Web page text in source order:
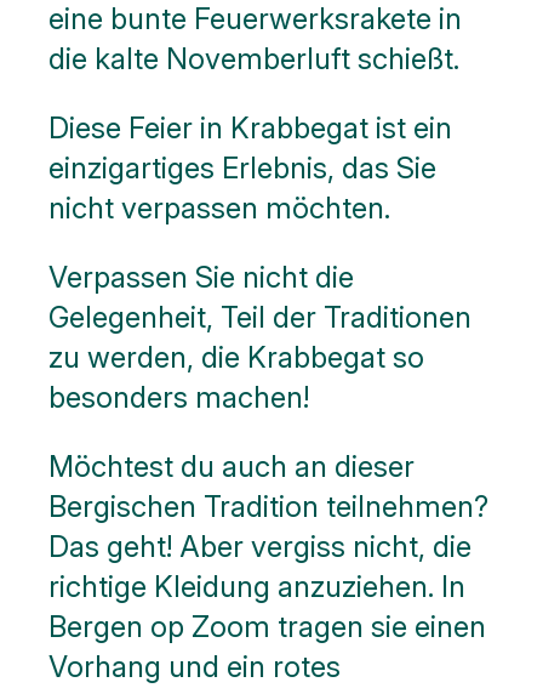
eine bunte Feuerwerksrakete in
die kalte Novemberluft schießt.
Diese Feier in Krabbegat ist ein
einzigartiges Erlebnis, das Sie
nicht verpassen möchten.
Verpassen Sie nicht die
Gelegenheit, Teil der Traditionen
zu werden, die Krabbegat so
besonders machen!
Möchtest du auch an dieser
Bergischen Tradition teilnehmen?
Das geht! Aber vergiss nicht, die
richtige Kleidung anzuziehen. In
Bergen op Zoom tragen sie einen
Vorhang und ein rotes